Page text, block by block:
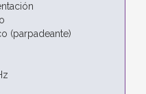
(parpadeante)